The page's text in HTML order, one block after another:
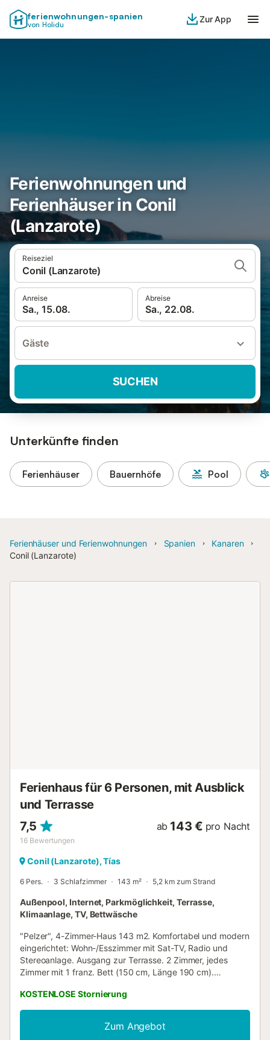
ferienwohnungen-spanien
von Holidu
Zur App
Ferienwohnungen und
Ferienhäuser in Conil
(Lanzarote)
Reiseziel
Conil (Lanzarote)
Anreise
Sa., 15.08.
Abreise
Sa., 22.08.
Gäste
SUCHEN
Unterkünfte finden
Ferienhäuser Bauernhöfe Pool
Ferienhäuser und Ferienwohnungen Spanien
Kanaren
Conil (Lanzarote)
Ferienhaus für 6 Personen, mit Ausblick
und Terrasse
7,5
16 Bewertungen
ab 143 € pro Nacht
Conil (Lanzarote), Tías
6 Pers. 3 Schlafzimmer 143 m² 5,2 km zum Strand
Außenpool, Internet, Parkmöglichkeit, Terrasse,
Klimaanlage, TV, Bettwäsche
"Pelzer", 4-Zimmer-Haus 143 m2. Komfortabel und modern
eingerichtet: Wohn-/Esszimmer mit Sat-TV, Radio und
Stereoanlage. Ausgang zur Terrasse. 2 Zimmer, jedes
Zimmer mit 1 franz. Bett (150 cm, Länge 190 cm).
Länge 190 cm). Küche (Backofen, Geschirrspüler, 4
Glaskeramikplatten, Mikrowelle, Tiefkühler, elektrische
Kaffeemaschine). 2 Bäder/Bidet/WC. Klimaanlage,
Warmluftheizung. Terrasse 20 m2 teilweise überdacht.
KOSTENLOSE Stornierung
Zum Angebot